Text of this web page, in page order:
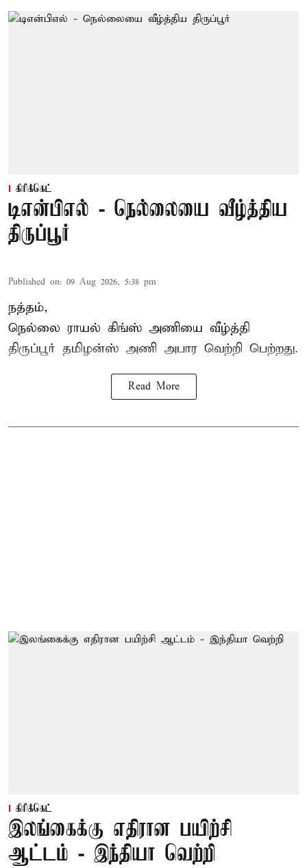
கிரிக்கெட்
டிஎன்பிஎல் - நெல்லையை வீழ்த்திய
திருப்பூர்
Published on: 09 Aug 2026, 5:38 pm
நத்தம்,
நெல்லை ராயல் கிங்ஸ் அணியை வீழ்த்தி
திருப்பூர் தமிழன்ஸ் அணி அபார வெற்றி பெற்றது.
Read More
கிரிக்கெட்
இலங்கைக்கு எதிரான பயிற்சி
ஆட்டம் - இந்தியா வெற்றி